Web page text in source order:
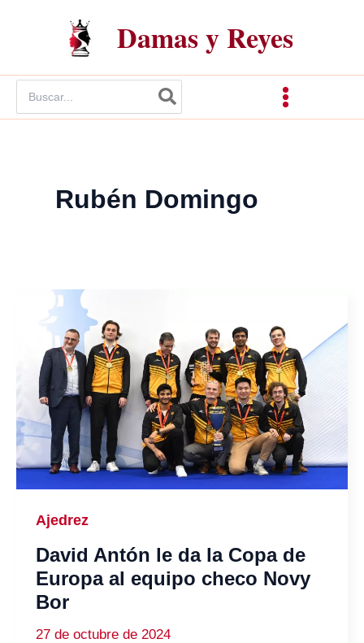
Damas y Reyes
por:
Rubén Domingo
Ajedrez
David Antón le da la Copa de
Europa al equipo checo Novy
Bor
27 de octubre de 2024